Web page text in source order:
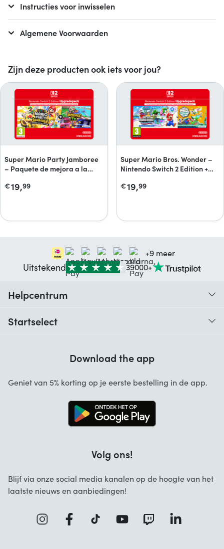
Zijn deze producten ook iets voor jou?
Super Mario Party Jamboree
– Paquete de mejora a la
Edition + Jamboree TV +
€19,99
Super Mario Bros. Wonder –
Nintendo Switch 2 Edition +
Bellabelpark-upgradepack
€19,99
Instructies voor inwisselen
Algemene Voorwaarden
+9 meer
Uitstekend 39000+
Helpcentrum
Startselect
Startselect App
Zakelijke Oplossingen
Download the app
Geniet van 5% korting op je eerste bestelling in de app.
Volg ons!
Blijf via onze social media kanalen op de hoogte van het
laatste nieuws en aanbiedingen!